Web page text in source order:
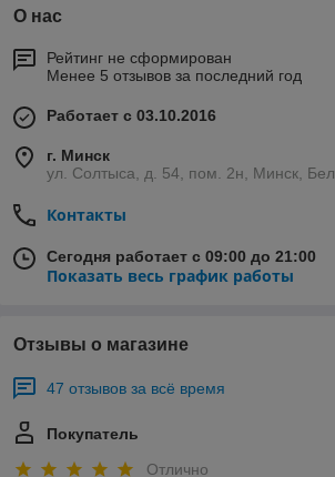
О нас
Рейтинг не сформирован
Менее 5 отзывов за последний год
Работает с 03.10.2016
г. Минск
ул. Солтыса, д. 54, пом. 2н, Минск,
Контакты
Сегодня работает с 09:00 до 21:00
Показать весь график работы
Отзывы о магазине
47 отзывов за всё время
Покупатель
Отлично